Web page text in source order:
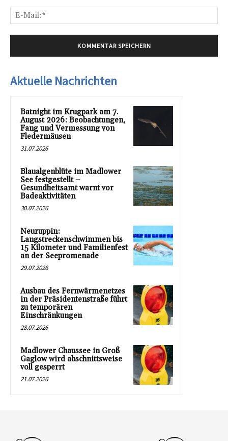
Aktuelle Nachrichten
Batnight im Krugpark am 7.
August 2026: Beobachtungen,
Fang und Vermessung von
Fledermäusen
31.07.2026
Blaualgenblüte im Madlower
See festgestellt –
Gesundheitsamt warnt vor
Badeaktivitäten
30.07.2026
Neuruppin:
Langstreckenschwimmen bis
15 Kilometer und Familienfest
an der Seepromenade
29.07.2026
Ausbau des Fernwärmenetzes
in der Präsidentenstraße führt
zu temporären
Einschränkungen
28.07.2026
Madlower Chaussee in Groß
Gaglow wird abschnittsweise
voll gesperrt
21.07.2026